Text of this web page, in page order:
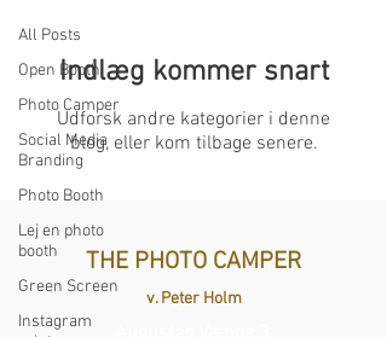
All Posts
Open Booth
Photo Camper
Social Media
Branding
Photo Booth
Lej en photo
booth
Green Screen
Instagram
Indlæg kommer snart
Udforsk andre kategorier i denne
blog, eller kom tilbage senere.
THE PHOTO CAMPER
v. Peter Holm